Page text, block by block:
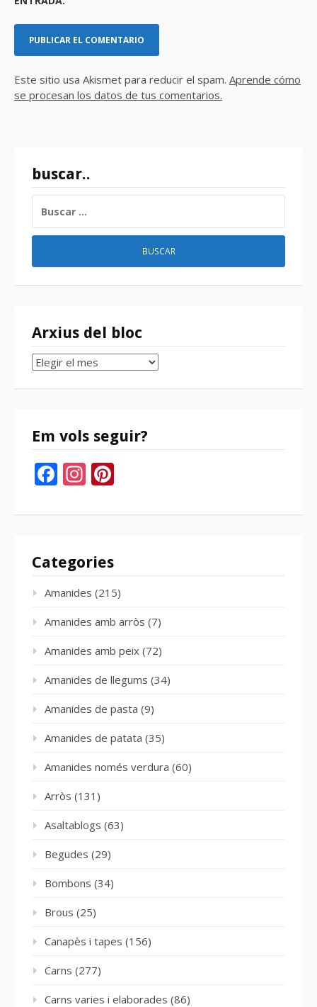
Este sitio usa Akismet para reducir el spam. Aprende cómo
se procesan los datos de tus comentarios.
buscar..
Arxius del bloc
Arxius
bloc
Em vols seguir?
Facebook
Instagram
Categories
Amanides (215)
Amanides amb arròs (7)
Amanides amb peix (72)
Amanides de llegums (34)
Amanides de pasta (9)
Amanides de patata (35)
Amanides només verdura (60)
Arròs (131)
Asaltablogs (63)
Begudes (29)
Bombons (34)
Brous (25)
Canapès i tapes (156)
Carns (277)
Carns varies i elaborades (86)